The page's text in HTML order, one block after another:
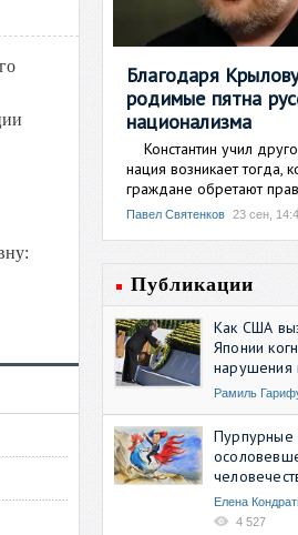
Благодаря
родимые пятна
национализма
Константин учил
нация возникает тогда,
граждане обретают
Павел Святенков 23 сен,
Публикации
Как США
Японии
нарушения
Рамиль
Пурпурные
Елена
4 527